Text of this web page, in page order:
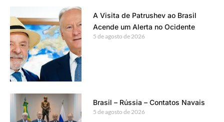
A Visita de Patrushev ao Brasil
Acende um Alerta no Ocidente
5 de agosto de 2026
Brasil – Rússia – Contatos Navais
5 de agosto de 2026